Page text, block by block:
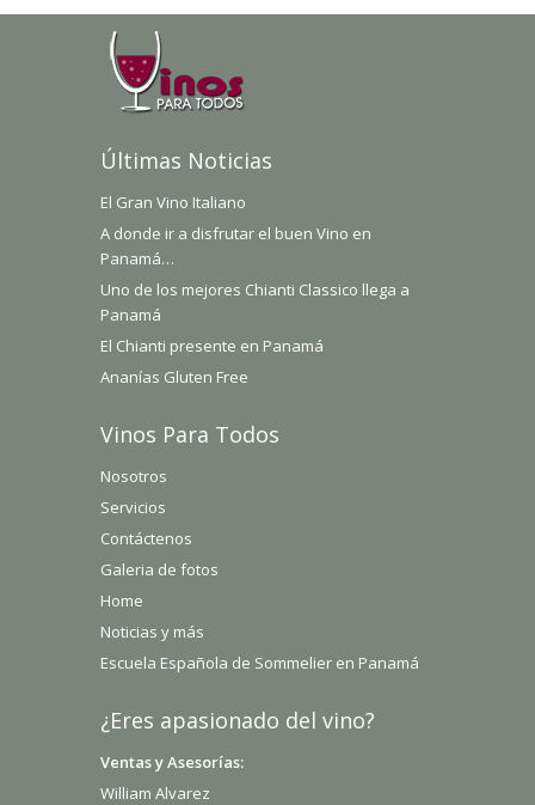
Últimas Noticias
El Gran Vino Italiano
A donde ir a disfrutar el buen Vino en
Panamá…
Uno de los mejores Chianti Classico llega a
Panamá
El Chianti presente en Panamá
Ananías Gluten Free
Vinos Para Todos
Nosotros
Servicios
Contáctenos
Galeria de fotos
Home
Noticias y más
Escuela Española de Sommelier en Panamá
¿Eres apasionado del vino?
Ventas y Asesorías:
William Alvarez